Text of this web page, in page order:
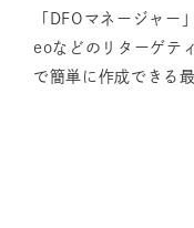
「DFOマネージャ
eoなどのリターゲテ
で簡単に作成できる